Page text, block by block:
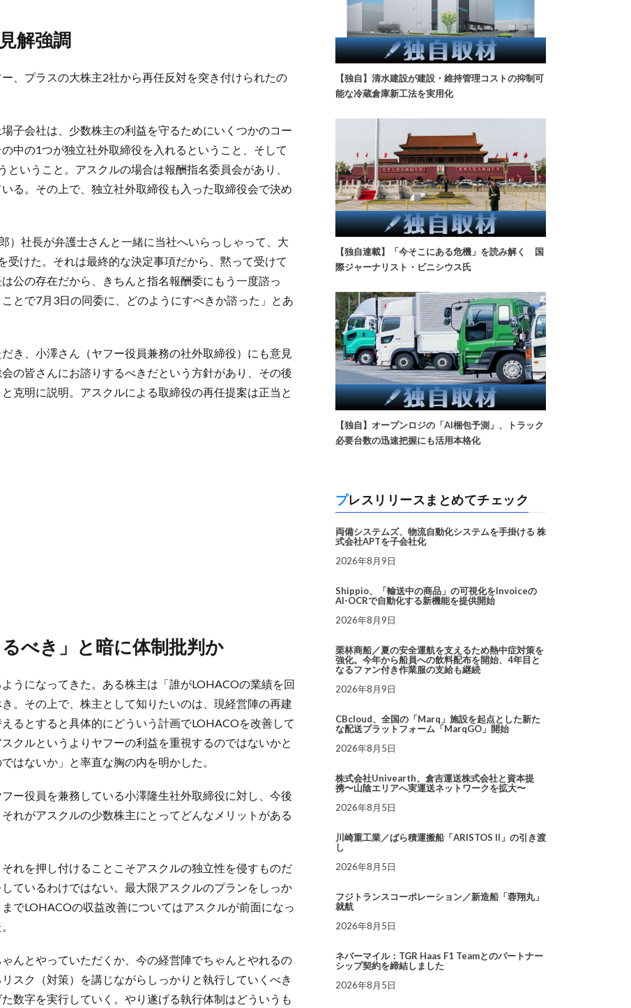
解強調
、プラスの大株主2社から再任反対を突き付けられたの
子会社は、少数株主の利益を守るためにいくつかのコー
中の1つが独立社外取締役を入れるということ、そして
いうこと。アスクルの場合は報酬指名委員会があり、
る。その上で、独立社外取締役も入った取締役会で決め
）社長が弁護士さんと一緒に当社へいらっしゃって、大
受けた。それは最終的な決定事項だから、黙って受けて
公の存在だから、きちんと指名報酬委にもう一度諮っ
とで7月3日の同委に、どのようにすべきか諮った」とあ
き、小澤さん（ヤフー役員兼務の社外取締役）にも意見
の皆さんにお諮りするべきだという方針があり、その後
克明に説明。アスクルによる取締役の再任提案は正当と
るべき」と暗に体制批判か
うになってきた。ある株主は「誰がLOHACOの業績を回
。その上で、株主として知りたいのは、現経営陣の再建
るとすると具体的にどういう計画でLOHACOを改善して
クルというよりヤフーの利益を重視するのではないかと
はないか」と率直な胸の内を明かした。
ー役員を兼務している小澤隆生社外取締役に対し、今後
れがアスクルの少数株主にとってどんなメリットがある
れを押し付けることこそアスクルの独立性を侵すものだ
ているわけではない。最大限アスクルのプランをしっか
でLOHACOの収益改善についてはアスクルが前面になっ
んとやっていただくか、今の経営陣でちゃんとやれるの
スク（対策）を講じながらしっかりと執行していくべき
数字を実行していく。やり遂げる執行体制はどういうも
【独自】清水建設が建設・維持管理コストの抑制可
能な冷蔵倉庫新工法を実用化
【独自連載】「今そこにある危機」を読み解く 国
際ジャーナリスト・ビニシウス氏
【独自】オープンロジの「AI梱包予測」、トラック
必要台数の迅速把握にも活用本格化
プレスリリースまとめてチェック
両備システムズ、物流自動化システムを手掛ける 株
式会社APTを子会社化
2026年8月9日
Shippio、「輸送中の商品」の可視化をInvoiceの
AI-OCRで自動化する新機能を提供開始
2026年8月9日
栗林商船／夏の安全運航を支えるため熱中症対策を
強化。今年から船員への飲料配布を開始、4年目と
なるファン付き作業服の支給も継続
2026年8月9日
CBcloud、全国の「Marq」施設を起点とした新た
な配送プラットフォーム「MarqGO」開始
2026年8月5日
株式会社Univearth、倉吉運送株式会社と資本提
携〜山陰エリアへ実運送ネットワークを拡大〜
2026年8月5日
川崎重工業／ばら積運搬船「ARISTOS II」の引き渡
し
2026年8月5日
フジトランスコーポレーション／新造船「蓉翔丸」
就航
2026年8月5日
ネバーマイル：TGR Haas F1 Teamとのパートナー
シップ契約を締結しました
2026年8月5日